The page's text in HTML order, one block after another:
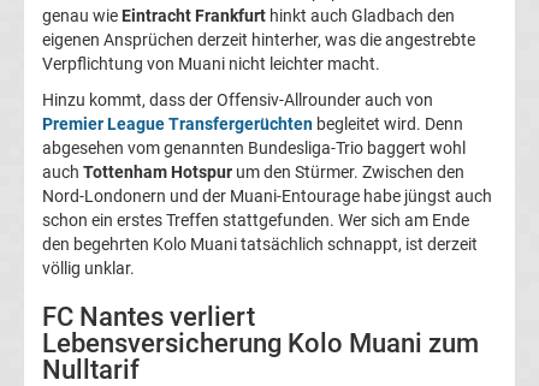
05
Transfergerüchte
Alemannia
Aachen
Transfergerüchte
Arminia
Bielefeld
genau wie Eintracht Frankfurt hinkt auch Gladbach den
eigenen Ansprüchen derzeit hinterher, was die angestrebte
Verpflichtung von Muani nicht leichter macht.
Hinzu kommt, dass der Offensiv-Allrounder auch von
Premier League Transfergerüchten begleitet wird. Denn
abgesehen vom genannten Bundesliga-Trio baggert wohl
auch Tottenham Hotspur um den Stürmer. Zwischen den
Nord-Londonern und der Muani-Entourage habe jüngst auch
schon ein erstes Treffen stattgefunden. Wer sich am Ende
den begehrten Kolo Muani tatsächlich schnappt, ist derzeit
völlig unklar.
FC Nantes verliert
Lebensversicherung Kolo Muani zum
Nulltarif